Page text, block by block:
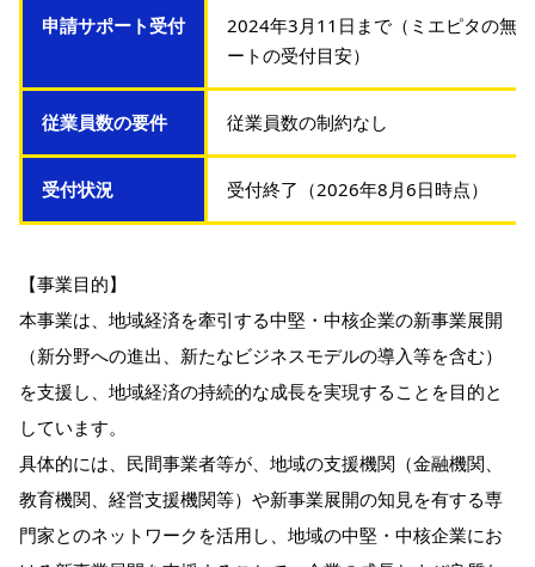
申請サポート受付
2024年3月11日まで（ミエピタの無
ートの受付目安）
従業員数の要件 従業員数の制約なし
受付状況 受付終了（2026年8月6日時点）
【事業目的】
本事業は、地域経済を牽引する中堅・中核企業の新事業展開
（新分野への進出、新たなビジネスモデルの導入等を含む）
を支援し、地域経済の持続的な成長を実現することを目的と
しています。
具体的には、民間事業者等が、地域の支援機関（金融機関、
教育機関、経営支援機関等）や新事業展開の知見を有する専
門家とのネットワークを活用し、地域の中堅・中核企業にお